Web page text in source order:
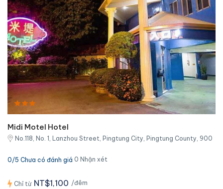
Midi Motel Hotel
No.118, No. 1, Lanzhou Street, Pingtung City, Pingtung County, 900
0/5 Chưa có đánh giá 0 Nhận xét
Chỉ từ NT$1,100 /đêm